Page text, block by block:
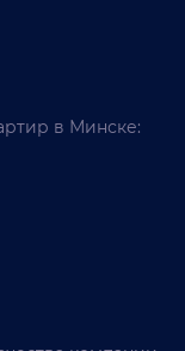
в Минске: